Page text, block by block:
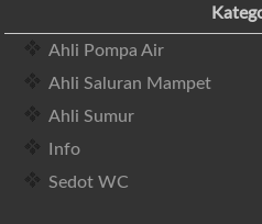
Ahli Pompa Air
Ahli Saluran Mampet
Ahli Sumur
Info
Sedot WC